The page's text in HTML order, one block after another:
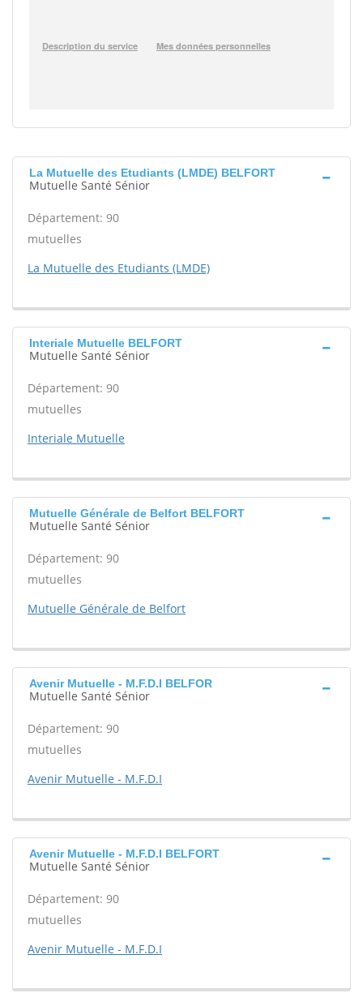
La Mutuelle des Etudiants (LMDE) BELFORT
Mutuelle Santé Sénior
Département: 90
mutuelles
La Mutuelle des Etudiants (LMDE)
Interiale Mutuelle BELFORT
Mutuelle Santé Sénior
Département: 90
mutuelles
Interiale Mutuelle
Mutuelle Générale de Belfort BELFORT
Mutuelle Santé Sénior
Département: 90
mutuelles
Mutuelle Générale de Belfort
Avenir Mutuelle - M.F.D.I BELFOR
Mutuelle Santé Sénior
Département: 90
mutuelles
Avenir Mutuelle - M.F.D.I
Avenir Mutuelle - M.F.D.I BELFORT
Mutuelle Santé Sénior
Département: 90
mutuelles
Avenir Mutuelle - M.F.D.I